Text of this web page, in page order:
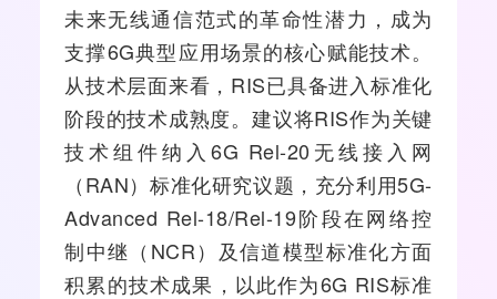
未来无线通信范式的革命性潜力，成为
支撑6G典型应用场景的核心赋能技术。
从技术层面来看，RIS已具备进入标准化
阶段的技术成熟度。建议将RIS作为关键
技术组件纳入6G Rel-20无线接入网
（RAN）标准化研究议题，充分利用5G-
Advanced Rel-18/Rel-19阶段在网络控
制中继（NCR）及信道模型标准化方面
积累的技术成果，以此作为6G RIS标准